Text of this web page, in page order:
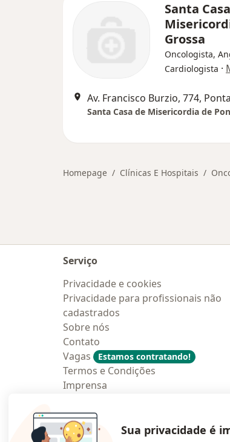
Santa
Grossa
Oncologista,
Cardiologista ·
Av. Francisco Burzio, 774,
Santa Casa de Misericordia de
Homepage Clínicas E Hospitais
Serviço
Privacidade e cookies
Privacidade para profissionais não
cadastrados
Sobre nós
Contato
Vagas
Estamos contratando!
Termos e Condições
Imprensa
Sua privacidade é